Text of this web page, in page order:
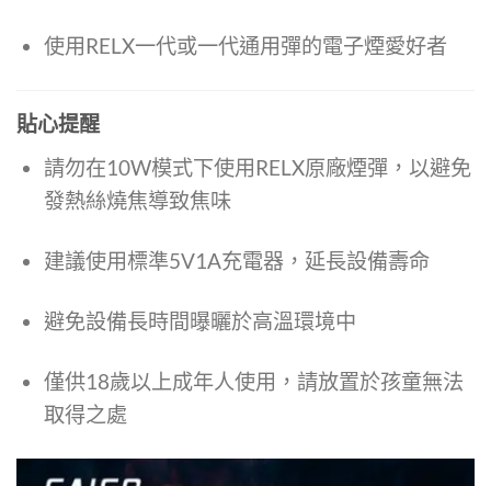
使用RELX一代或一代通用彈的電子煙愛好者
貼心提醒
請勿在10W模式下使用RELX原廠煙彈，以避免
發熱絲燒焦導致焦味
建議使用標準5V1A充電器，延長設備壽命
避免設備長時間曝曬於高溫環境中
僅供18歲以上成年人使用，請放置於孩童無法
取得之處